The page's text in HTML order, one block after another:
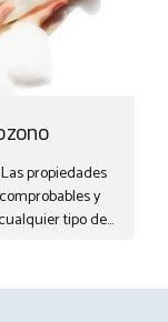
propiedades
y
tipo de
químico y sin